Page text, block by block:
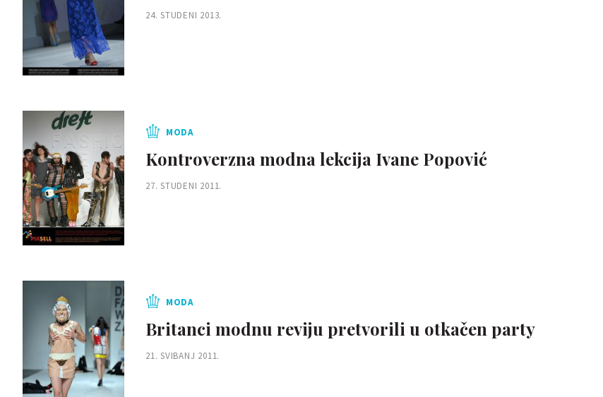
24. STUDENI 2013.
MODA
Kontroverzna modna lekcija Ivane Popović
27. STUDENI 2011.
MODA
Britanci modnu reviju pretvorili u otkačen party
21. SVIBANJ 2011.